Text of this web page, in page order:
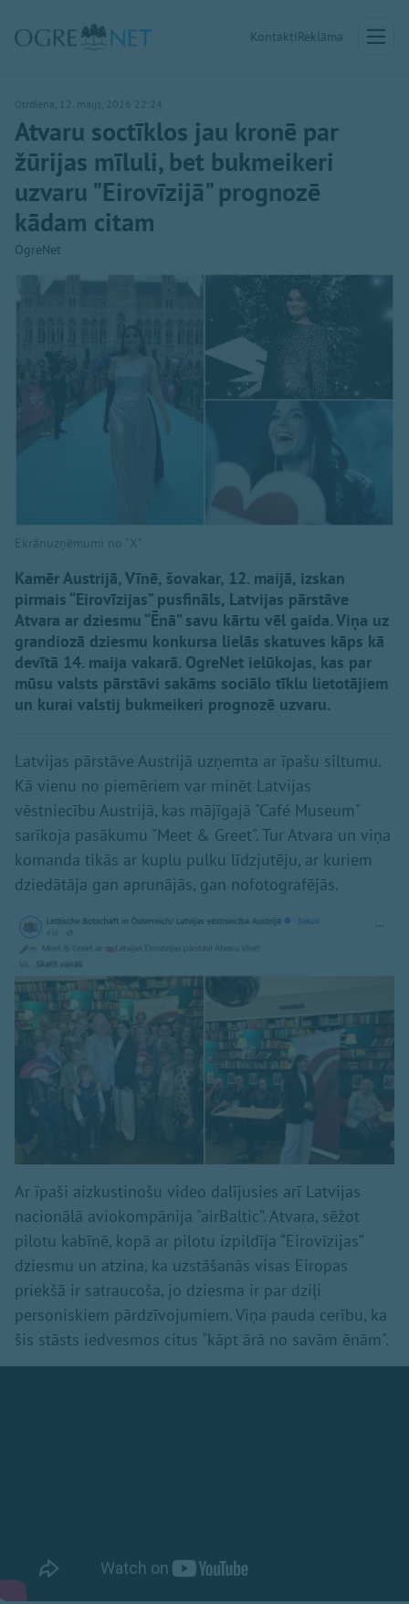
KontaktiReklāma
Otrdiena, 12. maijs, 2026 22:24
Atvaru soctīklos jau kronē par
žūrijas mīluli, bet bukmeikeri
uzvaru "Eirovīzijā" prognozē
kādam citam
OgreNet
Ekrānuzņēmumi no "X"
Kamēr Austrijā, Vīnē, šovakar, 12. maijā, izskan
pirmais “Eirovīzijas” pusfināls, Latvijas pārstāve
Atvara ar dziesmu “Ēnā” savu kārtu vēl gaida. Viņa uz
grandiozā dziesmu konkursa lielās skatuves kāps kā
devītā 14. maija vakarā. OgreNet ielūkojas, kas par
mūsu valsts pārstāvi sakāms sociālo tīklu lietotājiem
un kurai valstij bukmeikeri prognozē uzvaru.
Latvijas pārstāve Austrijā uzņemta ar īpašu siltumu.
Kā vienu no piemēriem var minēt Latvijas
vēstniecību Austrijā, kas mājīgajā "Café Museum"
sarīkoja pasākumu "Meet & Greet". Tur Atvara un viņa
komanda tikās ar kuplu pulku līdzjutēju, ar kuriem
dziedātāja gan aprunājās, gan nofotografējās.
Ar īpaši aizkustinošu video dalījusies arī Latvijas
nacionālā aviokompānija "airBaltic”. Atvara, sēžot
pilotu kabīnē, kopā ar pilotu izpildīja “Eirovīzijas”
dziesmu un atzina, ka uzstāšanās visas Eiropas
priekšā ir satraucoša, jo dziesma ir par dziļi
personiskiem pārdzīvojumiem. Viņa pauda cerību, ka
šis stāsts iedvesmos citus "kāpt ārā no savām ēnām".